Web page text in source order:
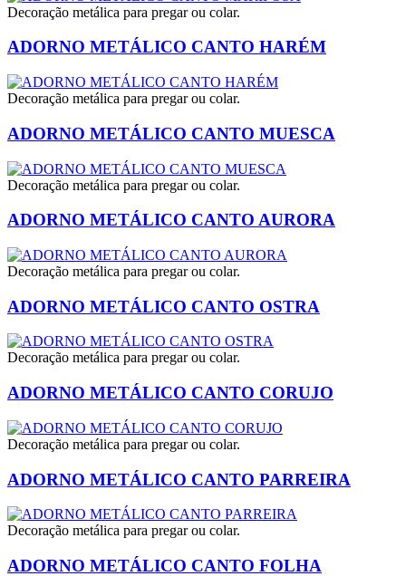
Decoração metálica para pregar ou colar.
ADORNO METÁLICO CANTO HARÉM
Decoração metálica para pregar ou colar.
ADORNO METÁLICO CANTO MUESCA
Decoração metálica para pregar ou colar.
ADORNO METÁLICO CANTO AURORA
Decoração metálica para pregar ou colar.
ADORNO METÁLICO CANTO OSTRA
Decoração metálica para pregar ou colar.
ADORNO METÁLICO CANTO CORUJO
Decoração metálica para pregar ou colar.
ADORNO METÁLICO CANTO PARREIRA
Decoração metálica para pregar ou colar.
ADORNO METÁLICO CANTO FOLHA